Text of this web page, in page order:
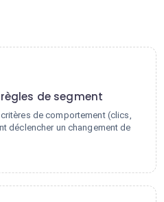
règles de segment
de comportement (clics,
déclencher un changement de